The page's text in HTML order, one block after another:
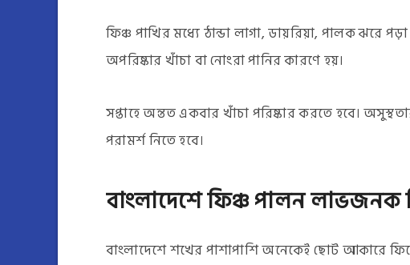
ফিঞ্চ পাখির মধ্যে ঠান্ডা লাগা, ডায়রিয়া, পালক ঝরে
অপরিষ্কার খাঁচা বা নোংরা পানির কারণে হয়।
সপ্তাহে অন্তত একবার খাঁচা পরিষ্কার করতে হবে।
পরামর্শ নিতে হবে।
বাংলাদেশে ফিঞ্চ পালন লাভজনক
বাংলাদেশে শখের পাশাপাশি অনেকেই ছোট আকারে